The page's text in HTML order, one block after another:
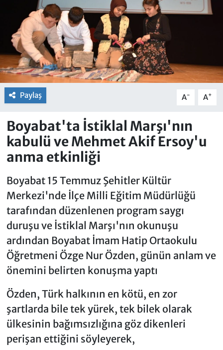
Paylaş A- A+
Boyabat'ta İstiklal Marşı'nın
kabulü ve Mehmet Akif Ersoy'u
anma etkinliği
Boyabat 15 Temmuz Şehitler Kültür
Merkezi'nde İlçe Milli Eğitim Müdürlüğü
tarafından düzenlenen program saygı
duruşu ve İstiklal Marşı'nın okunuşu
ardından Boyabat İmam Hatip Ortaokulu
Öğretmeni Özge Nur Özden, günün anlam ve
önemini belirten konuşma yaptı
Özden, Türk halkının en kötü, en zor
şartlarda bile tek yürek, tek bilek olarak
ülkesinin bağımsızlığına göz dikenleri
perişan ettiğini söyleyerek,